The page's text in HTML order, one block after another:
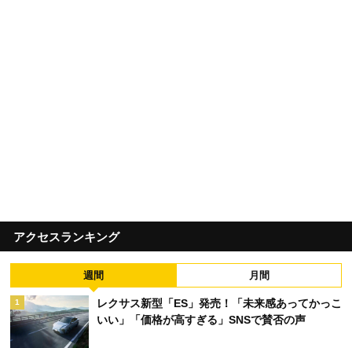
アクセスランキング
週間 月間
1
レクサス新型「ES」発売！「未来感あってかっこ
いい」「価格が高すぎる」SNSで賛否の声